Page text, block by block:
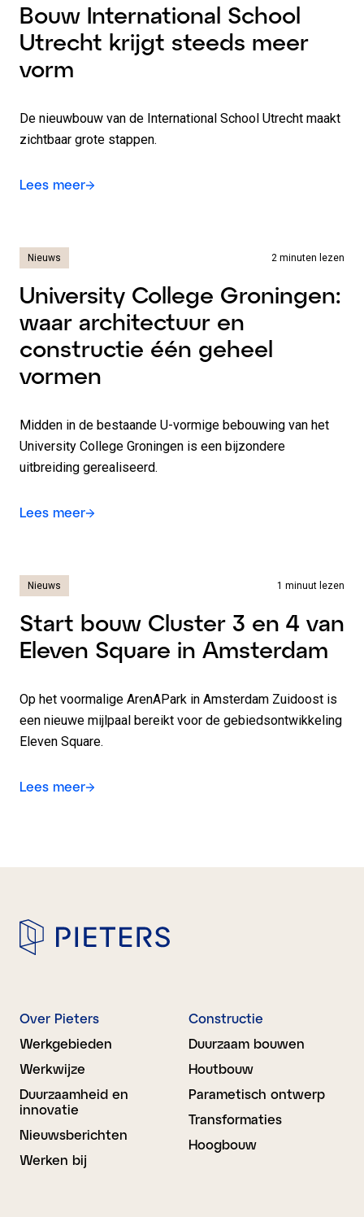
Bouw International School
Utrecht krijgt steeds meer
vorm
De nieuwbouw van de International School Utrecht maakt
zichtbaar grote stappen.
Lees meer
Nieuws 2 minuten lezen
University College Groningen:
waar architectuur en
constructie één geheel
vormen
Midden in de bestaande U-vormige bebouwing van het
University College Groningen is een bijzondere
uitbreiding gerealiseerd.
Lees meer
Nieuws 1 minuut lezen
Start bouw Cluster 3 en 4 van
Eleven Square in Amsterdam
Op het voormalige ArenAPark in Amsterdam Zuidoost is
een nieuwe mijlpaal bereikt voor de gebiedsontwikkeling
Eleven Square.
Lees meer
Over Pieters
Werkgebieden
Werkwijze
Duurzaamheid en
innovatie
Nieuwsberichten
Werken bij
Constructie
Duurzaam bouwen
Houtbouw
Parametisch ontwerp
Transformaties
Hoogbouw